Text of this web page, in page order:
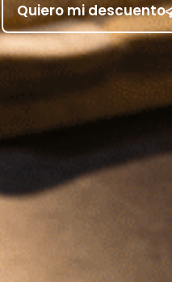
Quiero mi descuento